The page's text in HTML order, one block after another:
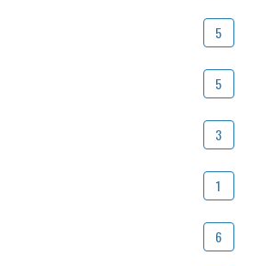
5
5
3
1
6